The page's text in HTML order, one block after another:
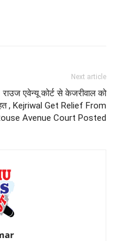
Next article
राउज एवेन्यू कोर्ट से केजरीवाल को
, Kejriwal Get Relief From
Avenue Court Posted